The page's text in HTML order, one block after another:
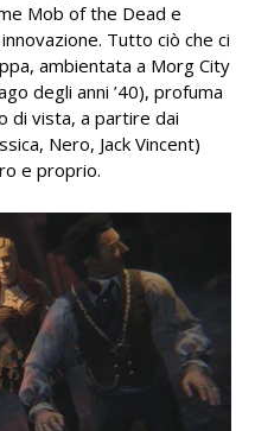
Mob of the Dead e
Tutto ciò che ci
ambientata a Morg City
degli anni ’40), profuma
di vista, a partire dai
Nero, Jack Vincent)
e proprio.